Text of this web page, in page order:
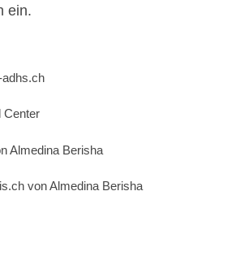
ein.
adhs.ch
Center
Almedina Berisha
von Almedina Berisha